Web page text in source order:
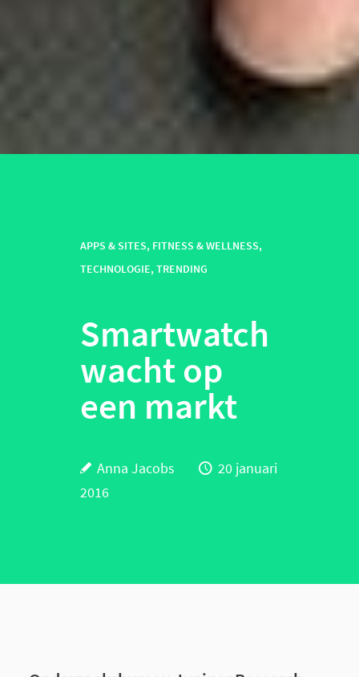
APPS & SITES, FITNESS & WELLNESS,
TECHNOLOGIE,TRENDING
Smartwatch
wacht op
een markt
Anna Jacobs
20 januari
2016